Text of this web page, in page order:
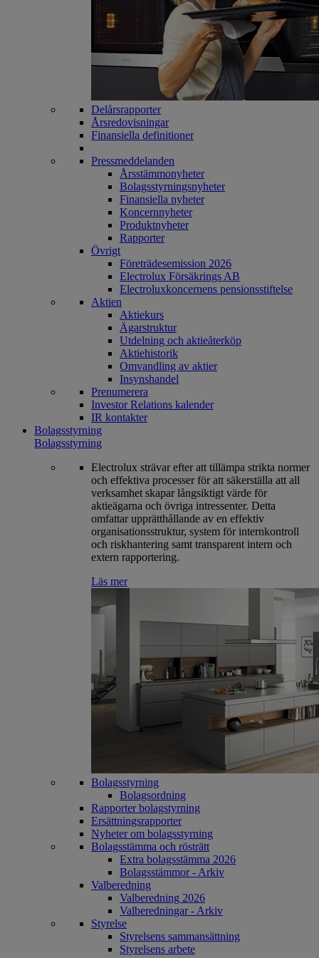
Delårsrapporter
Årsredovisningar
Finansiella definitioner
Pressmeddelanden
Årsstämmonyheter
Bolagsstyrningsnyheter
Finansiella nyheter
Koncernnyheter
Produktnyheter
Rapporter
Övrigt
Företrädesemission 2026
Electrolux Försäkrings AB
Electroluxkoncernens pensionsstiftelse
Aktien
Aktiekurs
Ägarstruktur
Utdelning och aktieåterköp
Aktiehistorik
Omvandling av aktier
Insynshandel
Prenumerera
Investor Relations kalender
IR kontakter
Bolagsstyrning
Bolagsstyrning
Electrolux strävar efter att tillämpa strikta normer
och effektiva processer för att säkerställa att all
verksamhet skapar långsiktigt värde för
aktieägarna och övriga intressenter. Detta
omfattar upprätthållande av en effektiv
organisationsstruktur, system för internkontroll
och riskhantering samt transparent intern och
extern rapportering.
Läs mer
Bolagsstyrning
Bolagsordning
Rapporter bolagstyrning
Ersättningsrapporter
Nyheter om bolagsstyrning
Bolagsstämma och rösträtt
Extra bolagsstämma 2026
Bolagsstämmor - Arkiv
Valberedning
Valberedning 2026
Valberedningar - Arkiv
Styrelse
Styrelsens sammansättning
Styrelsens arbete